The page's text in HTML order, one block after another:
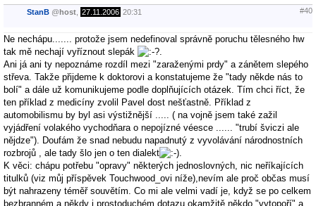
StanB @host 27.11.2006 20:31 #40
Ne nechápu....... protože jsem nedefinoval správně poruchu tělesného hw
tak mě nechají vyříznout slepák
Ani já ani ty nepoznáme rozdíl mezi "zaraženými prdy" a zánětem slepého
střeva. Takže přijdeme k doktorovi a konstatujeme že "tady někde nás to
bolí" a dále už komunikujeme podle doplňujících otázek. Tím chci říct, že
ten příklad z medicíny zvolil Pavel dost nešťastně. Příklad z
automobilismu by byl asi výstižnější ..... ( na vojně jsem také zažil
vyjádření volakého vychodňara o nepojízné véesce ...... "trubí šviczi ale
nějdze"). Doufám že snad nebudu napadnutý z vyvolávání národnostních
rozbrojů , ale tady šlo jen o ten dialekt
K věci: chápu potřebu "opravy" některých jednoslovných, nic neříkajících
titulků (viz můj příspěvek Touchwood_ovi níže),nevím ale proč občas musí
být nahrazeny téměř souvětím. Co mi ale velmi vadí je, když se po celkem
bezbranném a někdy i prostoduchém dotazu okamžitě někdo "vytopoří" a